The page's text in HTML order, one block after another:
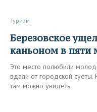
Туризм
Березовское ущелье: прогулка над
каньоном в пяти
Это место полюбили
вдали от городской суеты.
там можно увидеть